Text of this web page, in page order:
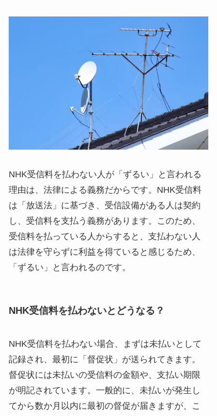
NHK受信料を払わない人が「ずるい」と言われる
理由は、法律による義務だからです。NHK受信料
は「放送法」に基づき、受信設備がある人は契約
し、受信料を支払う義務があります。このため、
受信料を払っている人からすると、支払わない人
は法律を守らずに利益を得ていると感じるため、
「ずるい」と言われるのです。
NHK受信料を払わないとどうなる？
NHK受信料を払わない場合、まずは未払いとして
記録され、最初に「督促状」が送られてきます。
督促状には未払いの受信料の金額や、支払い期限
が明記されています。一般的に、未払いが発生し
てから数か月以内に最初の督促が届きますが、こ